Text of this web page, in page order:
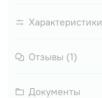
Характеристики
Отзывы (1)
Документы